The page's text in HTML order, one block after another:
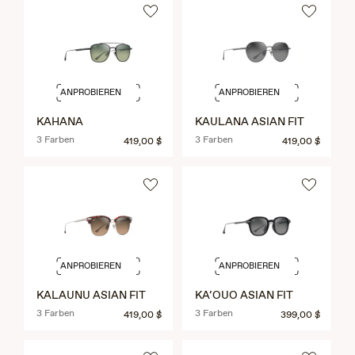
KAHANA
3 Farben 419,00 $
ANPROBIEREN
KAULANA ASIAN FIT
3 Farben 419,00 $
ANPROBIEREN
KALAUNU ASIAN FIT
3 Farben 419,00 $
ANPROBIEREN
KA‘OUO ASIAN FIT
3 Farben 399,00 $
ANPROBIEREN